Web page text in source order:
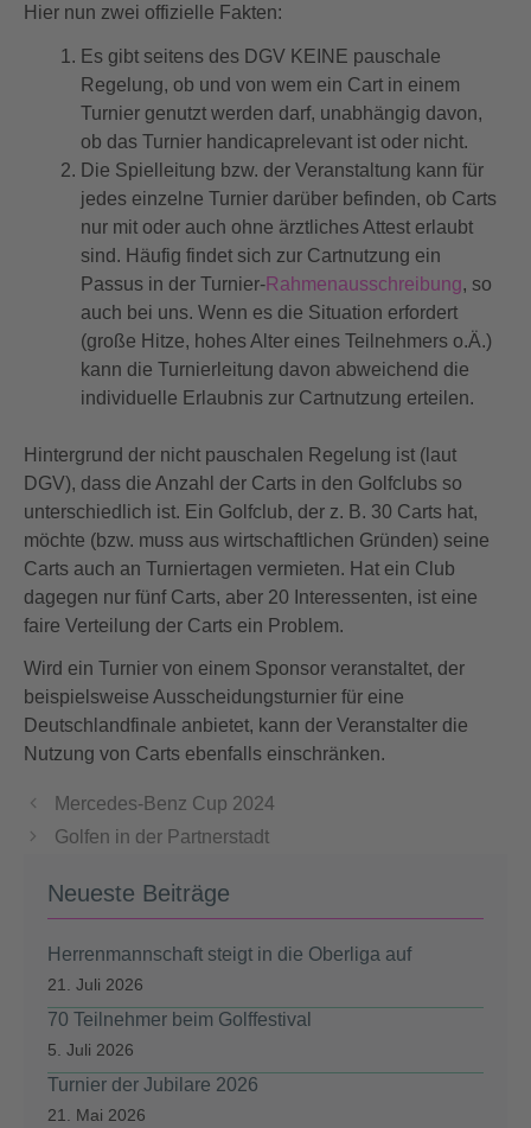
Hier nun zwei offizielle Fakten:
Es gibt seitens des DGV KEINE pauschale
Regelung, ob und von wem ein Cart in einem
Turnier genutzt werden darf, unabhängig davon,
ob das Turnier handicaprelevant ist oder nicht.
Die Spielleitung bzw. der Veranstaltung kann für
jedes einzelne Turnier darüber befinden, ob Carts
nur mit oder auch ohne ärztliches Attest erlaubt
sind. Häufig findet sich zur Cartnutzung ein
Passus in der Turnier-Rahmenausschreibung, so
auch bei uns. Wenn es die Situation erfordert
(große Hitze, hohes Alter eines Teilnehmers o.Ä.)
kann die Turnierleitung davon abweichend die
individuelle Erlaubnis zur Cartnutzung erteilen.
Hintergrund der nicht pauschalen Regelung ist (laut
DGV), dass die Anzahl der Carts in den Golfclubs so
unterschiedlich ist. Ein Golfclub, der z. B. 30 Carts hat,
möchte (bzw. muss aus wirtschaftlichen Gründen) seine
Carts auch an Turniertagen vermieten. Hat ein Club
dagegen nur fünf Carts, aber 20 Interessenten, ist eine
faire Verteilung der Carts ein Problem.
Wird ein Turnier von einem Sponsor veranstaltet, der
beispielsweise Ausscheidungsturnier für eine
Deutschlandfinale anbietet, kann der Veranstalter die
Nutzung von Carts ebenfalls einschränken.
Mercedes-Benz Cup 2024
Golfen in der Partnerstadt
Neueste Beiträge
Herrenmannschaft steigt in die Oberliga auf
21. Juli 2026
70 Teilnehmer beim Golffestival
5. Juli 2026
Turnier der Jubilare 2026
21. Mai 2026